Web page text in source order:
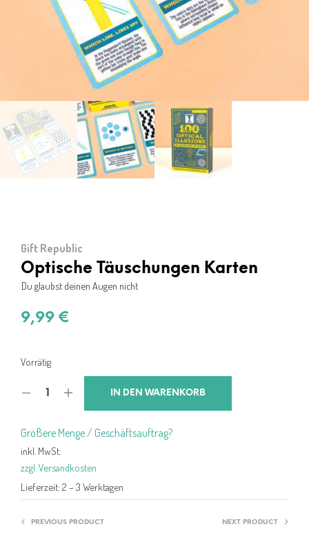
Gift Republic
Optische Täuschungen Karten
Du glaubst deinen Augen nicht
9,99 €
Vorrätig
IN DEN WARENKORB
Größere Menge / Geschäftsauftrag?
inkl. MwSt.
zzgl. Versandkosten
Lieferzeit: 2 – 3 Werktagen
PREVIOUS PRODUCT NEXT PRODUCT